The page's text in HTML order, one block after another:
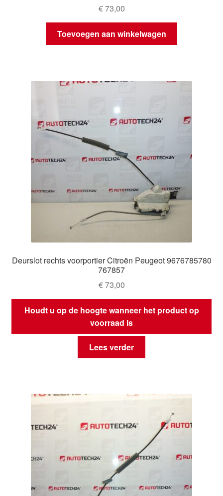
€73,00
Toevoegen aan winkelwagen
Deurslot rechts voorportier Citroën Peugeot 9676785780
767857
€73,00
Houdt u op de hoogte wanneer het product op
voorraad is
Lees verder